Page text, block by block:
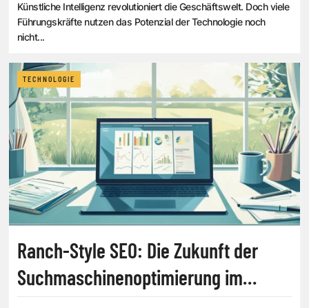
Künstliche Intelligenz revolutioniert die Geschäftswelt. Doch viele
Führungskräfte nutzen das Potenzial der Technologie noch
nicht...
TECHNOLOGIE
Ranch-Style SEO: Die Zukunft der
Suchmaschinenoptimierung im